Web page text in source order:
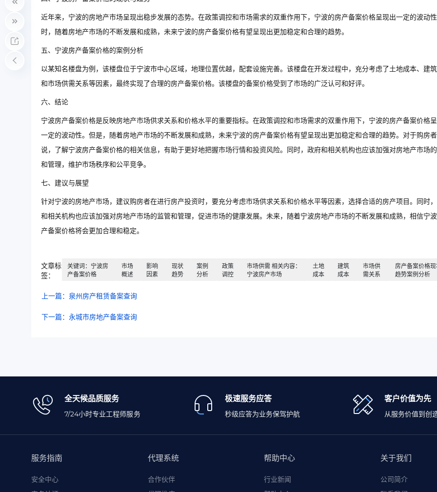
近年来，宁波的房地产市场呈现出稳步发展的态势。在政策调控和市场需求的双重作用下，宁波的房产备案价格呈现出一定的波动
时，随着房地产市场的不断发展和成熟，未来宁波的房产备案价格有望呈现出更加稳定和合理的趋势。
五、宁波房产备案价格的案例分析
以某知名楼盘为例，该楼盘位于宁波市中心区域，地理位置优越，配套设施完善。该楼盘在开发过程中，充分考虑了土地成本、建
和市场供需关系等因素，最终实现了合理的房产备案价格。该楼盘的备案价格受到了市场的广泛认可和好评。
六、结论
宁波房产备案价格是反映房地产市场供求关系和价格水平的重要指标。在政策调控和市场需求的双重作用下，宁波的房产备案价格
一定的波动性。但是，随着房地产市场的不断发展和成熟，未来宁波的房产备案价格有望呈现出更加稳定和合理的趋势。对于购房
说，了解宁波房产备案价格的相关信息，有助于更好地把握市场行情和投资风险。同时，政府和相关机构也应该加强对房地产市场
和管理，维护市场秩序和公平竞争。
七、建议与展望
针对宁波的房地产市场，建议购房者在进行房产投资时，要充分考虑市场供求关系和价格水平等因素，选择合适的房产项目。同时
和相关机构也应该加强对房地产市场的监管和管理，促进市场的健康发展。未来，随着宁波房地产市场的不断发展和成熟，相信宁
产备案价格将会更加合理和稳定。
文章标
签：
关键词：宁波房
产备案价格
市场
概述
影响
因素
现状
趋势
案例
分析
政策
调控
市场供需 相关内容：
宁波房产市场
土地
成本
建筑
成本
市场供
需关系
房产备案价格
趋势案例分析
上一篇：泉州房产租赁备案查询
下一篇：永城市房地产备案查询
全天候品质服务
7/24小时专业工程师服务
极速服务应答
秒级应答为业务保驾护航
客户价值为先
从服务价值到创
服务指南
安全中心
代理系统
合作伙伴
帮助中心
行业新闻
关于我们
公司简介